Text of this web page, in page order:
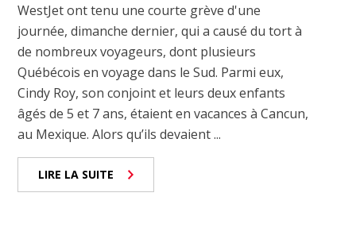
WestJet ont tenu une courte grève d'une
journée, dimanche dernier, qui a causé du tort à
de nombreux voyageurs, dont plusieurs
Québécois en voyage dans le Sud. Parmi eux,
Cindy Roy, son conjoint et leurs deux enfants
âgés de 5 et 7 ans, étaient en vacances à Cancun,
au Mexique. Alors qu’ils devaient ...
LIRE LA SUITE